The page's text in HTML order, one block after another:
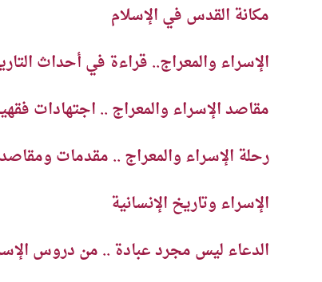
مكانة القدس في الإسلام
الإسراء والمعراج.. قراءة في أحداث
مقاصد الإسراء والمعراج .. اجتهادات
رحلة الإسراء والمعراج .. مقدمات ومقاصد
الإسراء وتاريخ الإنسانية
الدعاء ليس مجرد عبادة .. من دروس